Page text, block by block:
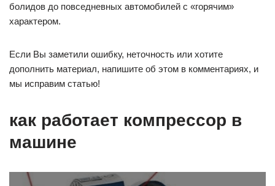
болидов до повседневных автомобилей с «горячим»
характером.
Если Вы заметили ошибку, неточность или хотите
дополнить материал, напишите об этом в комментариях, и
мы исправим статью!
как работает компрессор в
машине